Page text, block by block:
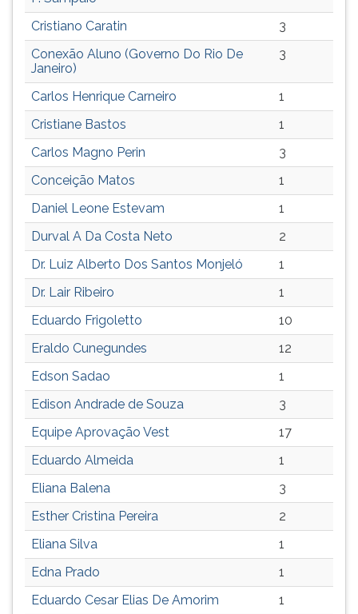
menu
principal
pressione
depois
Pressione
essa
instrução
novamente.
Cristiano Caratin
3
Conexão Aluno (Governo Do Rio De
Janeiro)
3
Carlos Henrique Carneiro
1
Cristiane Bastos
1
Carlos Magno Perin
3
Conceição Matos
1
Daniel Leone Estevam
1
Durval A Da Costa Neto
2
Dr. Luiz Alberto Dos Santos Monjeló
1
Dr. Lair Ribeiro
1
Eduardo Frigoletto
10
Eraldo Cunegundes
12
Edson Sadao
1
Edison Andrade de Souza
3
Equipe Aprovação Vest
17
Eduardo Almeida
1
Eliana Balena
3
Esther Cristina Pereira
2
Eliana Silva
1
Edna Prado
1
Eduardo Cesar Elias De Amorim
1